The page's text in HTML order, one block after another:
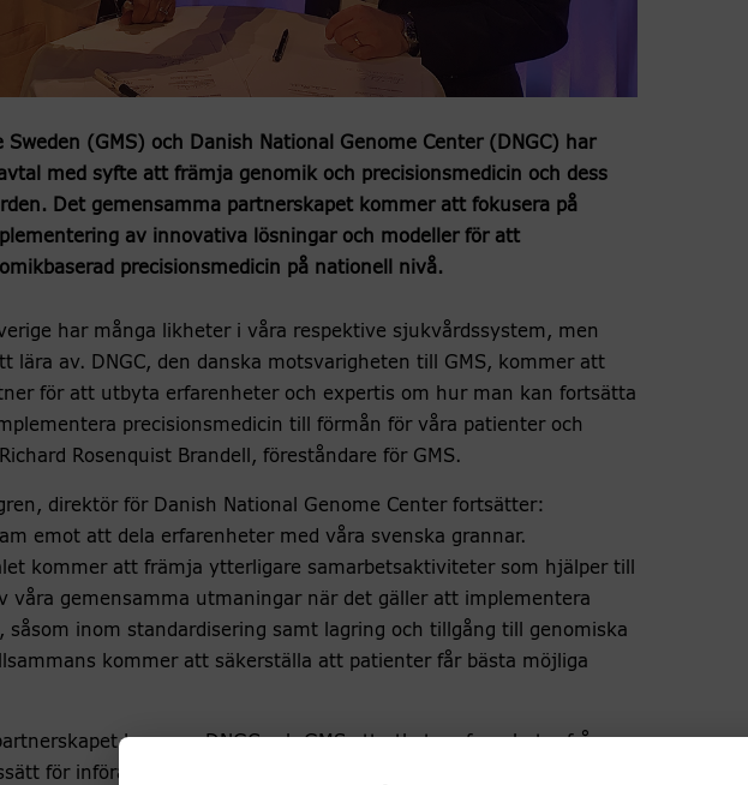
Sweden (GMS) och Danish National Genome Center (DNGC) har
med syfte att främja genomik och precisionsmedicin och dess
Det gemensamma partnerskapet kommer att fokusera på
av innovativa lösningar och modeller för att
precisionsmedicin på nationell nivå.
har många likheter i våra respektive sjukvårdssystem, men
lära av. DNGC, den danska motsvarigheten till GMS, kommer att
för att utbyta erfarenheter och expertis om hur man kan fortsätta
precisionsmedicin till förmån för våra patienter och
Rosenquist Brandell, föreståndare för GMS.
direktör för Danish National Genome Center fortsätter:
emot att dela erfarenheter med våra svenska grannar.
kommer att främja ytterligare samarbetsaktiviteter som hjälper till
våra gemensamma utmaningar när det gäller att implementera
såsom inom standardisering samt lagring och tillgång till genomiska
kommer att säkerställa att patienter får bästa möjliga
kommer DNGC och GMS att utbyta erfarenheter från
för införandet av genomik och precisionsmedicin inom